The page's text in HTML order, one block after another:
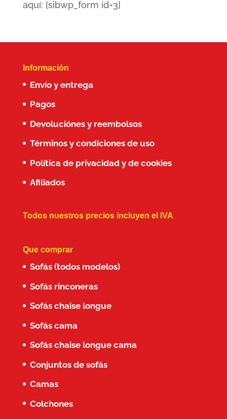
aquí: [sibwp_form id=3]
Información
Envío y entrega
Pagos
Devoluciónes y reembolsos
Términos y condiciones de uso
Política de privacidad y de cookies
Afiliados
Todos nuestros precios incluyen el IVA
Que comprar
Sofás (todos modelos)
Sofás rinconeras
Sofás chaise longue
Sofás cama
Sofás chaise longue cama
Conjuntos de sofás
Camas
Colchones